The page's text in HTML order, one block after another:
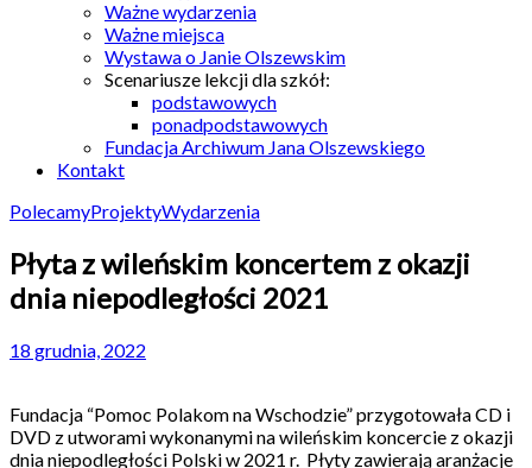
Ważne wydarzenia
Ważne miejsca
Wystawa o Janie Olszewskim
Scenariusze lekcji dla szkół:
podstawowych
ponadpodstawowych
Fundacja Archiwum Jana Olszewskiego
Kontakt
PolecamyProjektyWydarzenia
Płyta z wileńskim koncertem z okazji
dnia niepodległości 2021
18 grudnia, 2022
Fundacja “Pomoc Polakom na Wschodzie” przygotowała CD i
DVD z utworami wykonanymi na wileńskim koncercie z okazji
dnia niepodległości Polski w 2021 r. Płyty zawierają aranżacje